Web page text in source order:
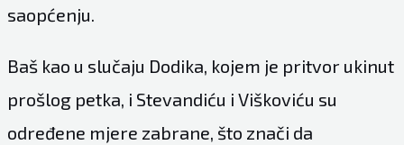
saopćenju.
Baš kao u slučaju Dodika, kojem je pritvor ukinut
prošlog petka, i Stevandiću i Viškoviću su
određene mjere zabrane, što znači da